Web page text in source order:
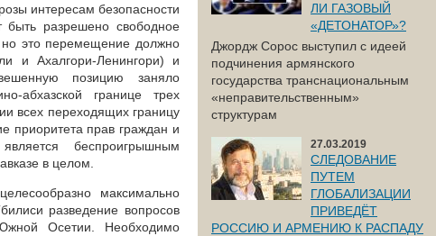
интересам безопасности
разрешено свободное
это перемещение должно
и Ахалгори-Ленингори) и
позицию заняло
абхазской границе трех
всех переходящих границу
приоритета прав граждан и
беспроигрышным
в целом.
максимально
разведение вопросов
Осетии. Необходимо
ЛИ ГАЗОВЫЙ
«ДЕТОНАТОР»?
Джордж Сорос выступил с идеей
подчинения армянского
государства транснациональным
«неправительственным»
структурам
27.03.2019
СЛЕДОВАНИЕ
ПУТЕМ
ГЛОБАЛИЗАЦИИ
ПРИВЕДЁТ
РОССИЮ И АРМЕНИЮ К РАСПАДУ